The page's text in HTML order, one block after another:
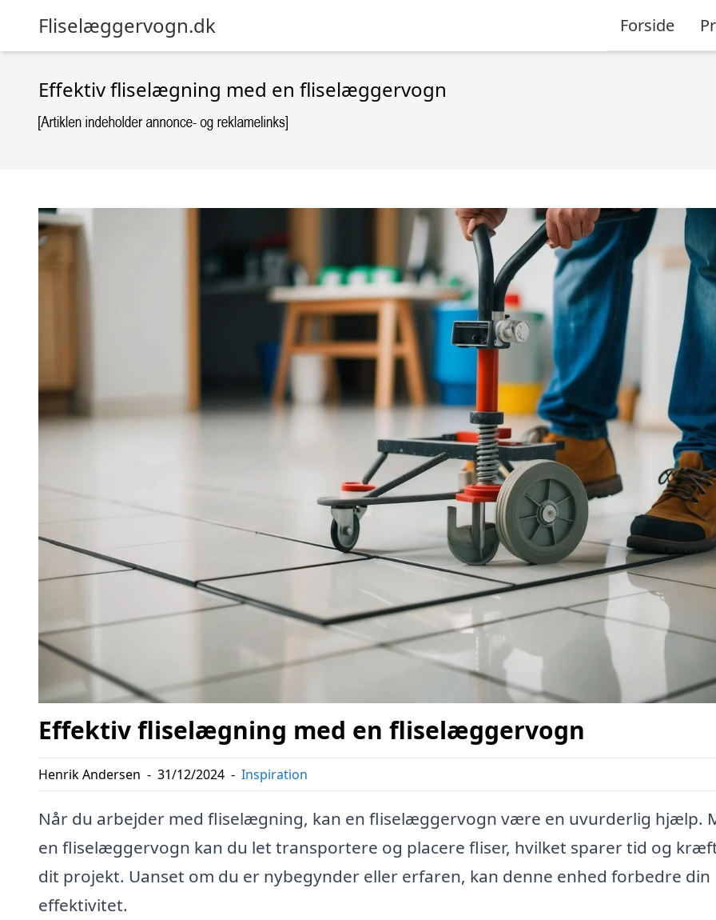
Fliselæggervogn.dk Forside
Effektiv fliselægning med en fliselæggervogn
Effektiv fliselægning med en fliselæggervogn
Henrik Andersen - 31/12/2024 - Inspiration
Når du arbejder med fliselægning, kan en fliselæggervogn være en uvurderlig hjælp.
en fliselæggervogn kan du let transportere og placere fliser, hvilket sparer tid og
dit projekt. Uanset om du er nybegynder eller erfaren, kan denne enhed forbedre din
effektivitet.